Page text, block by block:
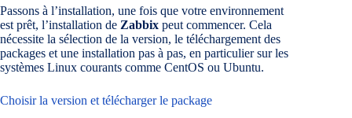
Passons à l’installation, une fois que votre environnement
est prêt, l’installation de Zabbix peut commencer. Cela
nécessite la sélection de la version, le téléchargement des
packages et une installation pas à pas, en particulier sur les
systèmes Linux courants comme CentOS ou Ubuntu.
Choisir la version et télécharger le package